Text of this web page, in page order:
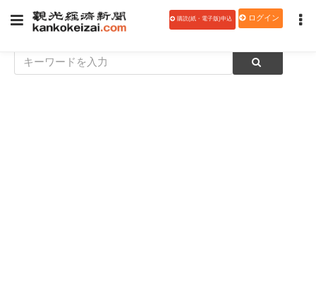
購読(紙・電子版)申込 ログイン